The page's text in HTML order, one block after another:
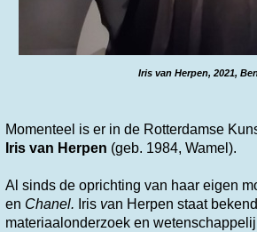
Iris van Herpen, 2021,
Momenteel is er in de Rotterdamse
Iris van Herpen (geb. 1984, Wamel).
Al sinds de oprichting van haar eigen
en Chanel. Iris van Herpen staat
materiaalonderzoek en